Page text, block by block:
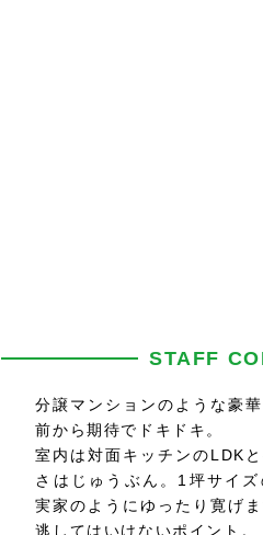
STAFF
分譲マンションのような豪
前から期待でドキドキ。
室内は対面キッチンのLDK
さはじゅうぶん。1坪サイズ
実家のようにゆったり寛げ
逃してはいけないポイント。